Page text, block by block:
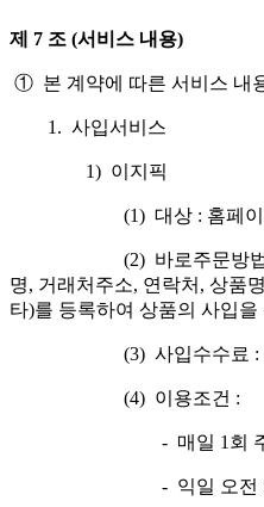
제 7 조 (서비스 내용)
① 본 계약에 따른 서비스 내
1. 사입서비스
1) 이지픽
(1) 대상 : 홈페
(2) 바로주문방
명, 거래처주소, 연락처, 상품
타)를 등록하여 상품의 사입을
(3) 사입수수료 :
(4) 이용조건 :
- 매일 1회
- 익일 오전